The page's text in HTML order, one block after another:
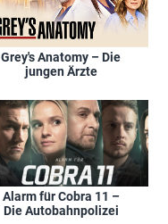
Grey's Anatomy – Die
jungen Ärzte
Alarm für Cobra 11 –
Die Autobahnpolizei